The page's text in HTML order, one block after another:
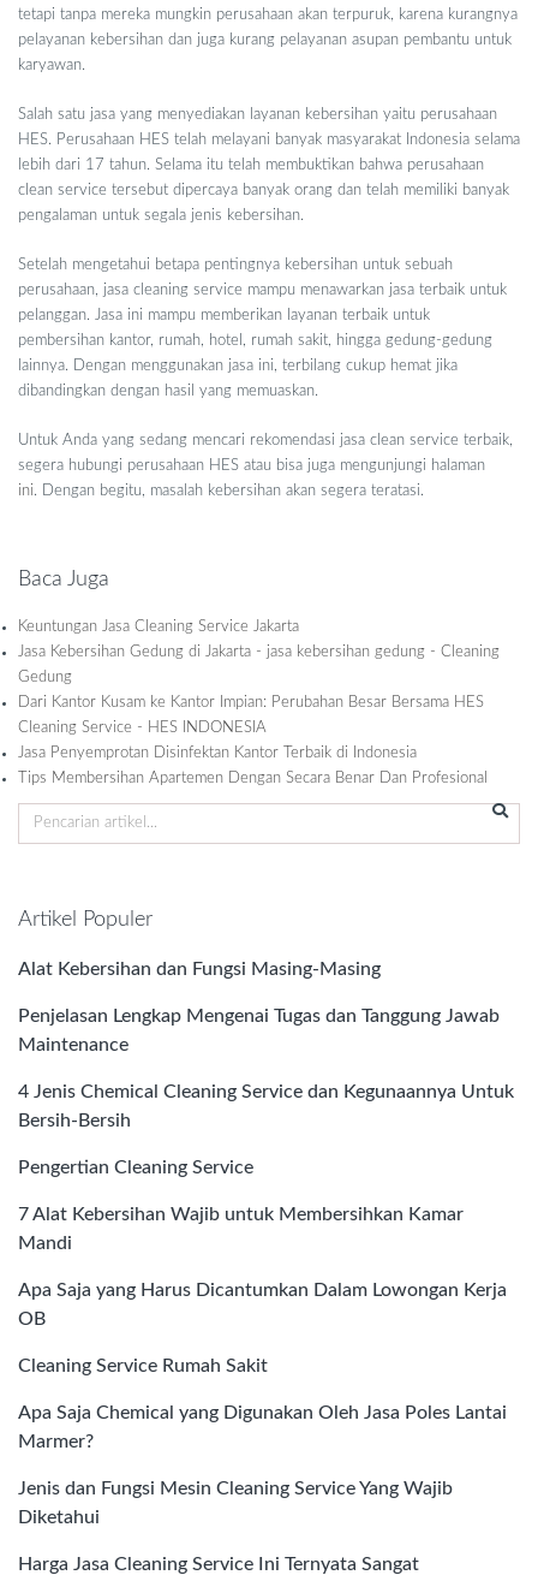
tetapi tanpa mereka mungkin perusahaan akan terpuruk, karena kurangnya
pelayanan kebersihan dan juga kurang pelayanan asupan pembantu untuk
karyawan.
Salah satu jasa yang menyediakan layanan kebersihan yaitu perusahaan
HES. Perusahaan HES telah melayani banyak masyarakat Indonesia selama
lebih dari 17 tahun. Selama itu telah membuktikan bahwa perusahaan
clean service tersebut dipercaya banyak orang dan telah memiliki banyak
pengalaman untuk segala jenis kebersihan.
Setelah mengetahui betapa pentingnya kebersihan untuk sebuah
perusahaan, jasa cleaning service mampu menawarkan jasa terbaik untuk
pelanggan. Jasa ini mampu memberikan layanan terbaik untuk
pembersihan kantor, rumah, hotel, rumah sakit, hingga gedung-gedung
lainnya. Dengan menggunakan jasa ini, terbilang cukup hemat jika
dibandingkan dengan hasil yang memuaskan.
Untuk Anda yang sedang mencari rekomendasi jasa clean service terbaik,
segera hubungi perusahaan HES atau bisa juga mengunjungi halaman
ini. Dengan begitu, masalah kebersihan akan segera teratasi.
Baca Juga
Keuntungan Jasa Cleaning Service Jakarta
Jasa Kebersihan Gedung di Jakarta - jasa kebersihan gedung - Cleaning
Gedung
Dari Kantor Kusam ke Kantor Impian: Perubahan Besar Bersama HES
Cleaning Service - HES INDONESIA
Jasa Penyemprotan Disinfektan Kantor Terbaik di Indonesia
Tips Membersihan Apartemen Dengan Secara Benar Dan Profesional
Artikel Populer
Alat Kebersihan dan Fungsi Masing-Masing
Penjelasan Lengkap Mengenai Tugas dan Tanggung Jawab
Maintenance
4 Jenis Chemical Cleaning Service dan Kegunaannya Untuk
Bersih-Bersih
Pengertian Cleaning Service
7 Alat Kebersihan Wajib untuk Membersihkan Kamar
Mandi
Apa Saja yang Harus Dicantumkan Dalam Lowongan Kerja
OB
Cleaning Service Rumah Sakit
Apa Saja Chemical yang Digunakan Oleh Jasa Poles Lantai
Marmer?
Jenis dan Fungsi Mesin Cleaning Service Yang Wajib
Diketahui
Harga Jasa Cleaning Service Ini Ternyata Sangat